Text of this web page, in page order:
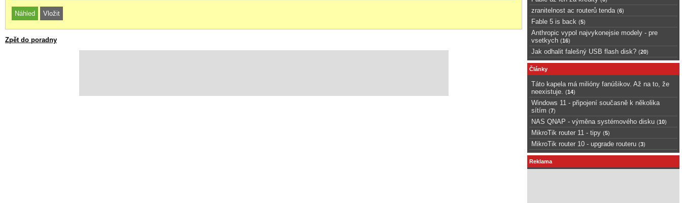
Zpět do poradny
zranitelnost ac routerů tenda (6)
Fable 5 is back (5)
Anthropic vypol najvykonejsie modely - pre
vsetkych (16)
Jak odhalit falešný USB flash disk? (20)
Články
Táto kapela má milióny fanúšikov. Až na to, že
neexistuje.
(14)
Windows 11 - připojení současně k několika
sítím (7)
NAS QNAP - výměna systémového disku (10)
MikroTik router 11 - tipy (5)
MikroTik router 10 - upgrade routeru (3)
Reklama